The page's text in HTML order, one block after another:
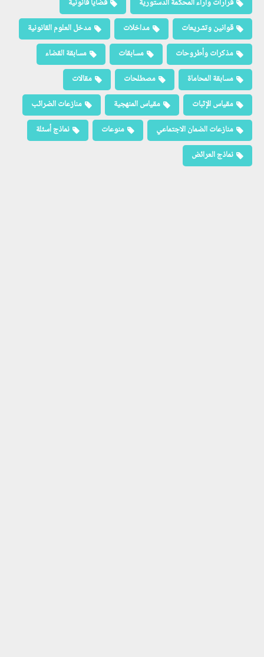
قوانين وتشريعات
مداخلات
مدخل العلوم القانونية
مذكرات وأطروحات
مسابقات
مسابقة القضاء
مسابقة المحاماة
مصطلحات
مقالات
مقياس الإثبات
مقياس المنهجية
منازعات الضرائب
منازعات الضمان الاجتماعي
منوعات
نماذج أسئلة
نماذج العرائض